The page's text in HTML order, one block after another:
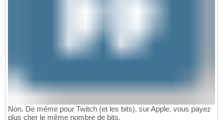
Non. De même pour Twitch (et les bits), sur Apple, vous payez
plus cher le même nombre de bits.